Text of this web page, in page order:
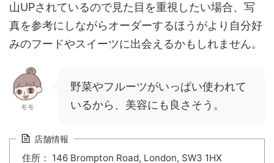
山UPされているので見た目を重視したい場合、写
真を参考にしながらオーダーするほうがより自分好
みのフードやスイーツに出会えるかもしれません。
モモ
野菜やフルーツがいっぱい使われて
いるから、美容にも良さそう。
店舗情報
住所： 146 Brompton Road, London, SW3 1HX